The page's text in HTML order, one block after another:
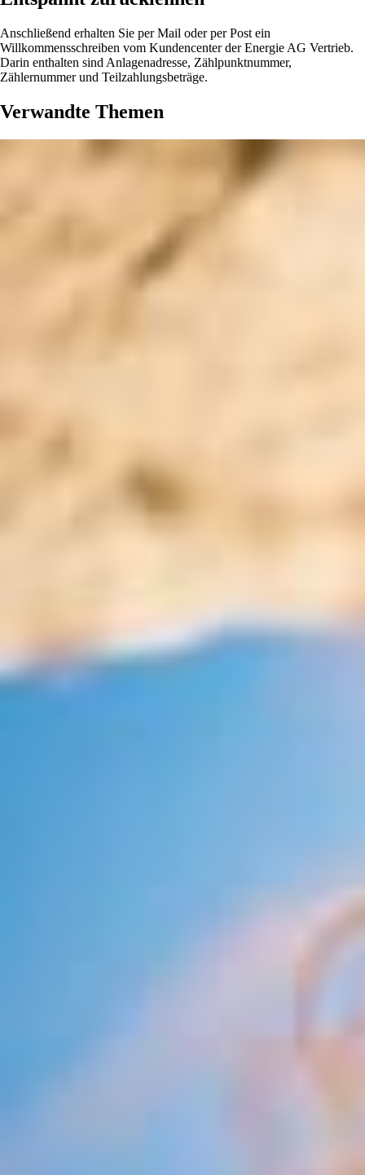
Anschließend erhalten Sie per Mail oder per Post ein
Willkommensschreiben vom Kundencenter der Energie AG Vertrieb.
Darin enthalten sind Anlagenadresse, Zählpunktnummer,
Zählernummer und Teilzahlungsbeträge.
Verwandte Themen